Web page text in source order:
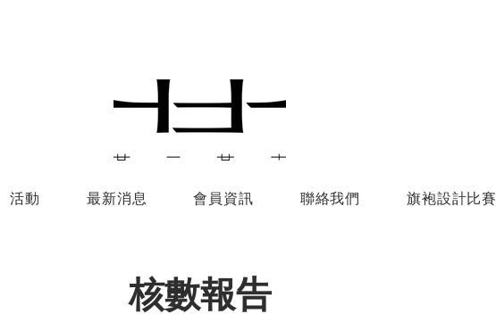
活動 最新消息 會員資訊 聯絡我們 旗袍設計比賽
​核數報告